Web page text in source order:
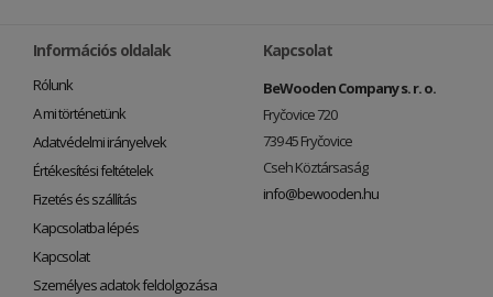
Információs oldalak
Rólunk
A mi történetünk
Adatvédelmi irányelvek
Értékesítési feltételek
Fizetés és szállítás
Kapcsolatba lépés
Kapcsolat
Személyes adatok feldolgozása
Kapcsolat
BeWooden Company s. r. o.
Fryčovice 720
739 45 Fryčovice
Cseh Köztársaság
info@bewooden.hu